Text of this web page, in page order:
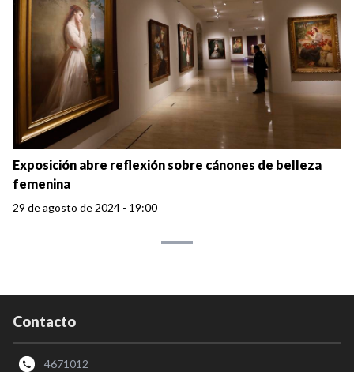
Exposición abre reflexión sobre cánones de belleza
femenina
29 de agosto de 2024 - 19:00
Contacto
4671012